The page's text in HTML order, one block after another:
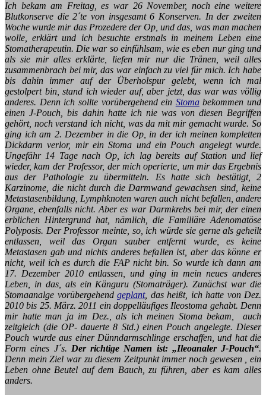
Ich bekam am Freitag, es war 26 November, noch eine weitere
Blutkonserve die 2´te von insgesamt 6 Konserven. In der zweiten
Woche wurde mir das Prozedere der Op, und das, was man machen
wolle, erklärt und ich besuchte erstmals in meinem Leben eine
Stomatherapeutin. Die war so einfühlsam, wie es eben nur ging und
als sie mir alles erklärte, liefen mir nur die Tränen, weil alles
zusammenbrach bei mir, das war einfach zu viel für mich. Ich habe
bis dahin immer auf der Überholspur gelebt, wenn ich mal
gestolpert bin, stand ich wieder auf, aber jetzt, das war was völlig
anderes. Denn ich sollte vorübergehend ein Stomabekommen und
einen J-Pouch, bis dahin hatte ich nie was von diesen Begriffen
gehört, noch verstand ich nicht, was da mit mir gemacht wurde. So
ging ich am 2. Dezember in die Op, in der ich meinen kompletten
Dickdarm verlor, mir ein Stoma und ein Pouch angelegt wurde.
Ungefähr 14 Tage nach Op, ich lag bereits auf Station und lief
wieder, kam der Professor, der mich operierte, um mir das Ergebnis
aus der Pathologie zu übermitteln. Es hatte sich bestätigt, 2
Karzinome, die nicht durch die Darmwand gewachsen sind, keine
Metastasenbildung, Lymphknoten waren auch nicht befallen, andere
Organe, ebenfalls nicht. Aber es war Darmkrebs bei mir, der einen
erblichen Hintergrund hat, nämlich, die Familiäre Adenomatöse
Polyposis. Der Professor meinte, so, ich würde sie gerne als geheilt
entlassen, weil das Organ sauber entfernt wurde, es keine
Metastasen gab und nichts anderes befallen ist, aber das könne er
nicht, weil ich es durch die FAP nicht bin. So wurde ich dann am
17. Dezember 2010 entlassen, und ging in mein neues anderes
Leben, in das, als ein Känguru (Stomaträger). Zunächst war die
Stomaanalge vorübergehend geplant, das heißt, ich hatte von Dez.
2010 bis 25. März. 2011 ein doppelläufiges Ileostoma gehabt. Denn
mir hatte man ja im Dez., als ich meinen Stoma bekam, auch
zeitgleich (die OP- dauerte 8 Std.) einen Pouch angelegte. Dieser
Pouch wurde aus einer Dünndarmschlinge erschaffen, und hat die
Form eines J´s. Der richtige Namen ist: „Ileoanaler J-Pouch“.
Denn mein Ziel war zu diesem Zeitpunkt immer noch gewesen , ein
Leben ohne Beutel auf dem Bauch, zu führen, aber es kam alles
anders.